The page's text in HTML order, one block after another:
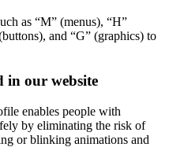
as “M” (menus), “H”
and “G” (graphics) to
in our website
enables people with
by eliminating the risk of
or blinking animations and